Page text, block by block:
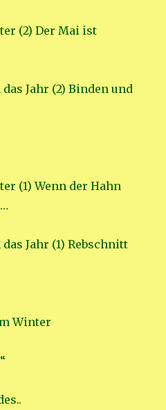
(2) Der Mai ist
Jahr (2) Binden und
(1) Wenn der Hahn
Jahr (1) Rebschnitt
Winter